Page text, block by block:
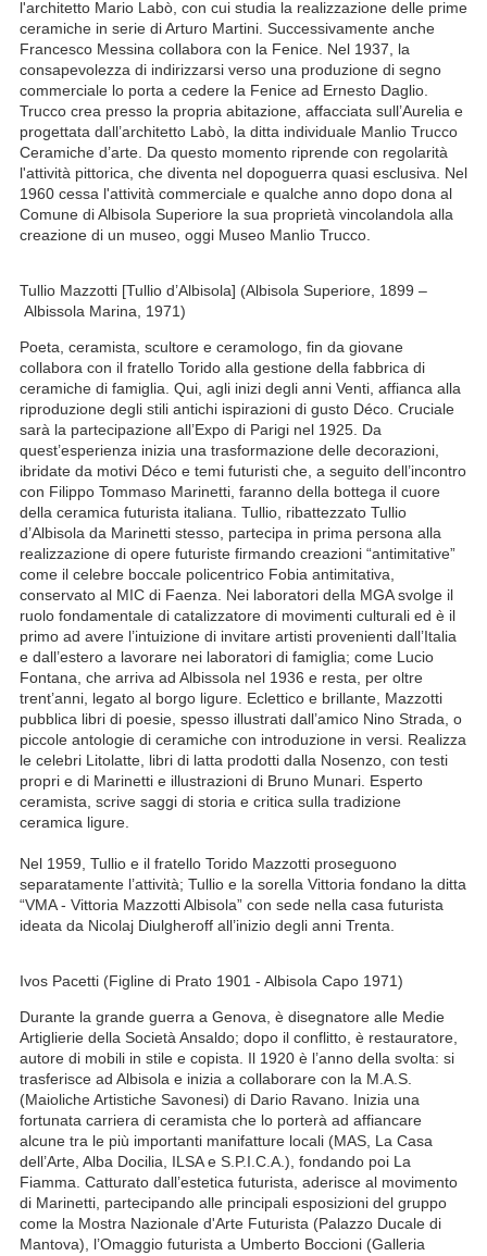
l'architetto Mario Labò, con cui studia la realizzazione delle prime
ceramiche in serie di Arturo Martini. Successivamente anche
Francesco Messina collabora con la Fenice. Nel 1937, la
consapevolezza di indirizzarsi verso una produzione di segno
commerciale lo porta a cedere la Fenice ad Ernesto Daglio.
Trucco crea presso la propria abitazione, affacciata sull’Aurelia e
progettata dall’architetto Labò, la ditta individuale Manlio Trucco
Ceramiche d’arte. Da questo momento riprende con regolarità
l'attività pittorica, che diventa nel dopoguerra quasi esclusiva. Nel
1960 cessa l'attività commerciale e qualche anno dopo dona al
Comune di Albisola Superiore la sua proprietà vincolandola alla
creazione di un museo, oggi Museo Manlio Trucco.
Tullio Mazzotti [Tullio d’Albisola] (Albisola Superiore, 1899 –
Albissola Marina, 1971)
Poeta, ceramista, scultore e ceramologo, fin da giovane
collabora con il fratello Torido alla gestione della fabbrica di
ceramiche di famiglia. Qui, agli inizi degli anni Venti, affianca alla
riproduzione degli stili antichi ispirazioni di gusto Déco. Cruciale
sarà la partecipazione all’Expo di Parigi nel 1925. Da
quest’esperienza inizia una trasformazione delle decorazioni,
ibridate da motivi Déco e temi futuristi che, a seguito dell’incontro
con Filippo Tommaso Marinetti, faranno della bottega il cuore
della ceramica futurista italiana. Tullio, ribattezzato Tullio
d’Albisola da Marinetti stesso, partecipa in prima persona alla
realizzazione di opere futuriste firmando creazioni “antimitative”
come il celebre boccale policentrico Fobia antimitativa,
conservato al MIC di Faenza. Nei laboratori della MGA svolge il
ruolo fondamentale di catalizzatore di movimenti culturali ed è il
primo ad avere l’intuizione di invitare artisti provenienti dall’Italia
e dall’estero a lavorare nei laboratori di famiglia; come Lucio
Fontana, che arriva ad Albissola nel 1936 e resta, per oltre
trent’anni, legato al borgo ligure. Eclettico e brillante, Mazzotti
pubblica libri di poesie, spesso illustrati dall’amico Nino Strada, o
piccole antologie di ceramiche con introduzione in versi. Realizza
le celebri Litolatte, libri di latta prodotti dalla Nosenzo, con testi
propri e di Marinetti e illustrazioni di Bruno Munari. Esperto
ceramista, scrive saggi di storia e critica sulla tradizione
ceramica ligure.
Nel 1959, Tullio e il fratello Torido Mazzotti proseguono
separatamente l’attività; Tullio e la sorella Vittoria fondano la ditta
“VMA - Vittoria Mazzotti Albisola” con sede nella casa futurista
ideata da Nicolaj Diulgheroff all’inizio degli anni Trenta.
Ivos Pacetti (Figline di Prato 1901 - Albisola Capo 1971)
Durante la grande guerra a Genova, è disegnatore alle Medie
Artiglierie della Società Ansaldo; dopo il conflitto, è restauratore,
autore di mobili in stile e copista. Il 1920 è l’anno della svolta: si
trasferisce ad Albisola e inizia a collaborare con la M.A.S.
(Maioliche Artistiche Savonesi) di Dario Ravano. Inizia una
fortunata carriera di ceramista che lo porterà ad affiancare
alcune tra le più importanti manifatture locali (MAS, La Casa
dell’Arte, Alba Docilia, ILSA e S.P.I.C.A.), fondando poi La
Fiamma. Catturato dall’estetica futurista, aderisce al movimento
di Marinetti, partecipando alle principali esposizioni del gruppo
come la Mostra Nazionale d'Arte Futurista (Palazzo Ducale di
Mantova), l’Omaggio futurista a Umberto Boccioni (Galleria